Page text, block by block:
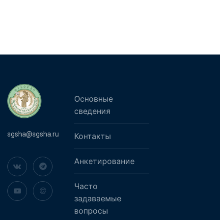
sgsha@sgsha.ru
Основные
сведения
Контакты
Анкетирование
Часто
задаваемые
вопросы